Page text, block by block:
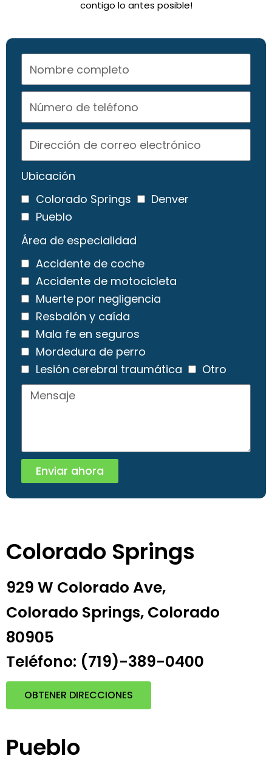
contigo lo antes posible!
Ubicación
Colorado Springs
Denver
Pueblo
Área de especialidad
Accidente de coche
Accidente de motocicleta
Muerte por negligencia
Resbalón y caída
Mala fe en seguros
Mordedura de perro
Lesión cerebral traumática
Otro
Enviar ahora
Colorado Springs
929 W Colorado Ave,
Colorado Springs, Colorado
80905
Teléfono: (719)-389-0400
OBTENER DIRECCIONES
Pueblo